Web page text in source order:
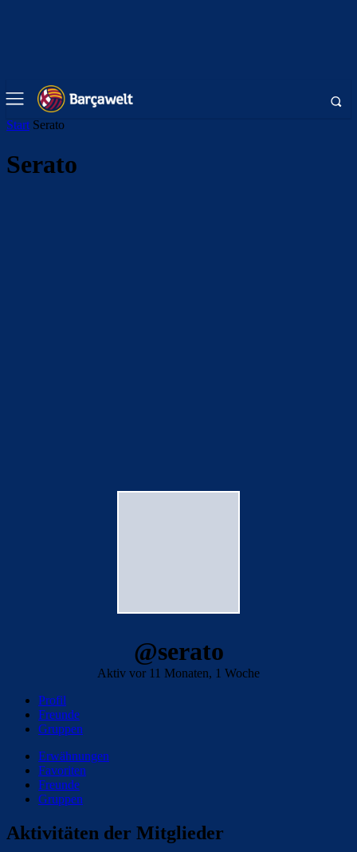
Start Serato
Serato
@serato
Aktiv vor 11 Monaten, 1 Woche
Profil
Freunde
Gruppen
Erwähnungen
Favoriten
Freunde
Gruppen
Aktivitäten der Mitglieder